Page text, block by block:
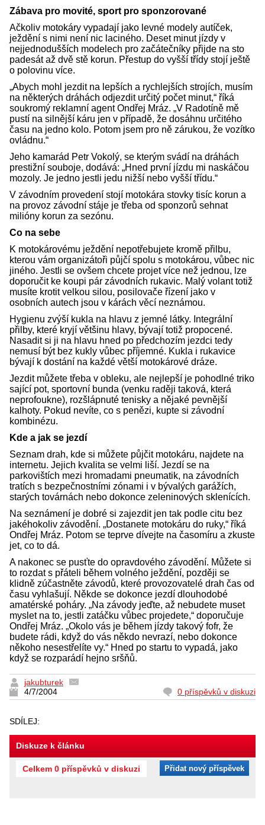
Zábava pro movité, sport pro sponzorované
Ačkoliv motokáry vypadají jako levné modely autíček,
ježdění s nimi není nic laciného. Deset minut jízdy v
nejjednodušších modelech pro začátečníky přijde na sto
padesát až dvě stě korun. Přestup do vyšší třídy stojí ještě
o polovinu více.
„Abych mohl jezdit na lepších a rychlejších strojích, musím
na některých dráhách odjezdit určitý počet minut,“ říká
soukromý reklamní agent Ondřej Mráz. „V Radotíně mě
pustí na silnější káru jen v případě, že dosáhnu určitého
času na jedno kolo. Potom jsem pro ně zárukou, že vozítko
ovládnu.“
Jeho kamarád Petr Vokolý, se kterým svádí na dráhách
prestižní souboje, dodává: „Hned první jízdu mi naskáčou
mozoly. Je jedno jestli jedu nižší nebo vyšší třídu.“
V závodním provedení stojí motokára stovky tisíc korun a
na provoz závodní stáje je třeba od sponzorů sehnat
milióny korun za sezónu.
Co na sebe
K motokárovému ježdění nepotřebujete kromě přilbu,
kterou vám organizátoři půjčí spolu s motokárou, vůbec nic
jiného. Jestli se ovšem chcete projet více než jednou, lze
doporučit ke koupi pár závodních rukavic. Malý volant totiž
musíte krotit velkou silou, posilovače řízení jako v
osobních autech jsou v kárách věcí neznámou.
Hygienu zvýší kukla na hlavu z jemné látky. Integrální
přilby, které kryjí většinu hlavy, bývají totiž propocené.
Nasadit si ji na hlavu hned po předchozím jezdci tedy
nemusí být bez kukly vůbec příjemné. Kukla i rukavice
bývají k dostání na každé větší motokárové dráze.
Jezdit můžete třeba v obleku, ale nejlepší je pohodlné triko
sající pot, sportovní bunda (venku raději taková, která
neprofoukne), rozšlápnuté tenisky a nějaké pevnější
kalhoty. Pokud nevíte, co s penězi, kupte si závodní
kombinézu.
Kde a jak se jezdí
Seznam drah, kde si můžete půjčit motokáru, najdete na
internetu. Jejich kvalita se velmi liší. Jezdí se na
parkovištích mezi hromadami pneumatik, na závodních
tratích s bezpečnostními zónami i v bývalých garážích,
starých továrnách nebo dokonce zeleninových sklenících.
Na seznámení je dobré si zajezdit jen tak podle citu bez
jakéhokoliv závodění. „Dostanete motokáru do ruky,“ říká
Ondřej Mráz. Potom se teprve dívejte na časomíru a zkuste
jet, co to dá.
A nakonec se pusťte do opravdového závodění. Můžete si
to rozdat s přáteli během volného ježdění, později se
klidně zúčastněte závodů, které provozovatelé drah čas od
času vyhlašují. Někde se dokonce jezdí dlouhodobé
amatérské poháry. „Na závody jeďte, až nebudete muset
myslet na to, jestli zatáčku vůbec projedete,“ doporučuje
Ondřej Mráz. „Okolo vás je během jízdy takový fofr, že
budete rádi, když do vás někdo nevrazí, nebo dokonce
někoho nesestřelíte vy.“ Hned po startu to vypadá, jako
když se rozparádí hejno sršňů.
jakubturek
4/7/2004
0 příspěvků v diskuzi
SDÍLEJ:
Diskuze k článku
Celkem 0 příspěvků v diskuzi Přidat nový příspěvek